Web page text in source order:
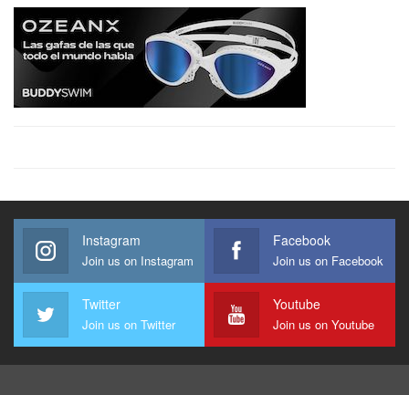
Instagram
Join us on Instagram
Facebook
Join us on Facebook
Twitter
Join us on Twitter
Youtube
Join us on Youtube